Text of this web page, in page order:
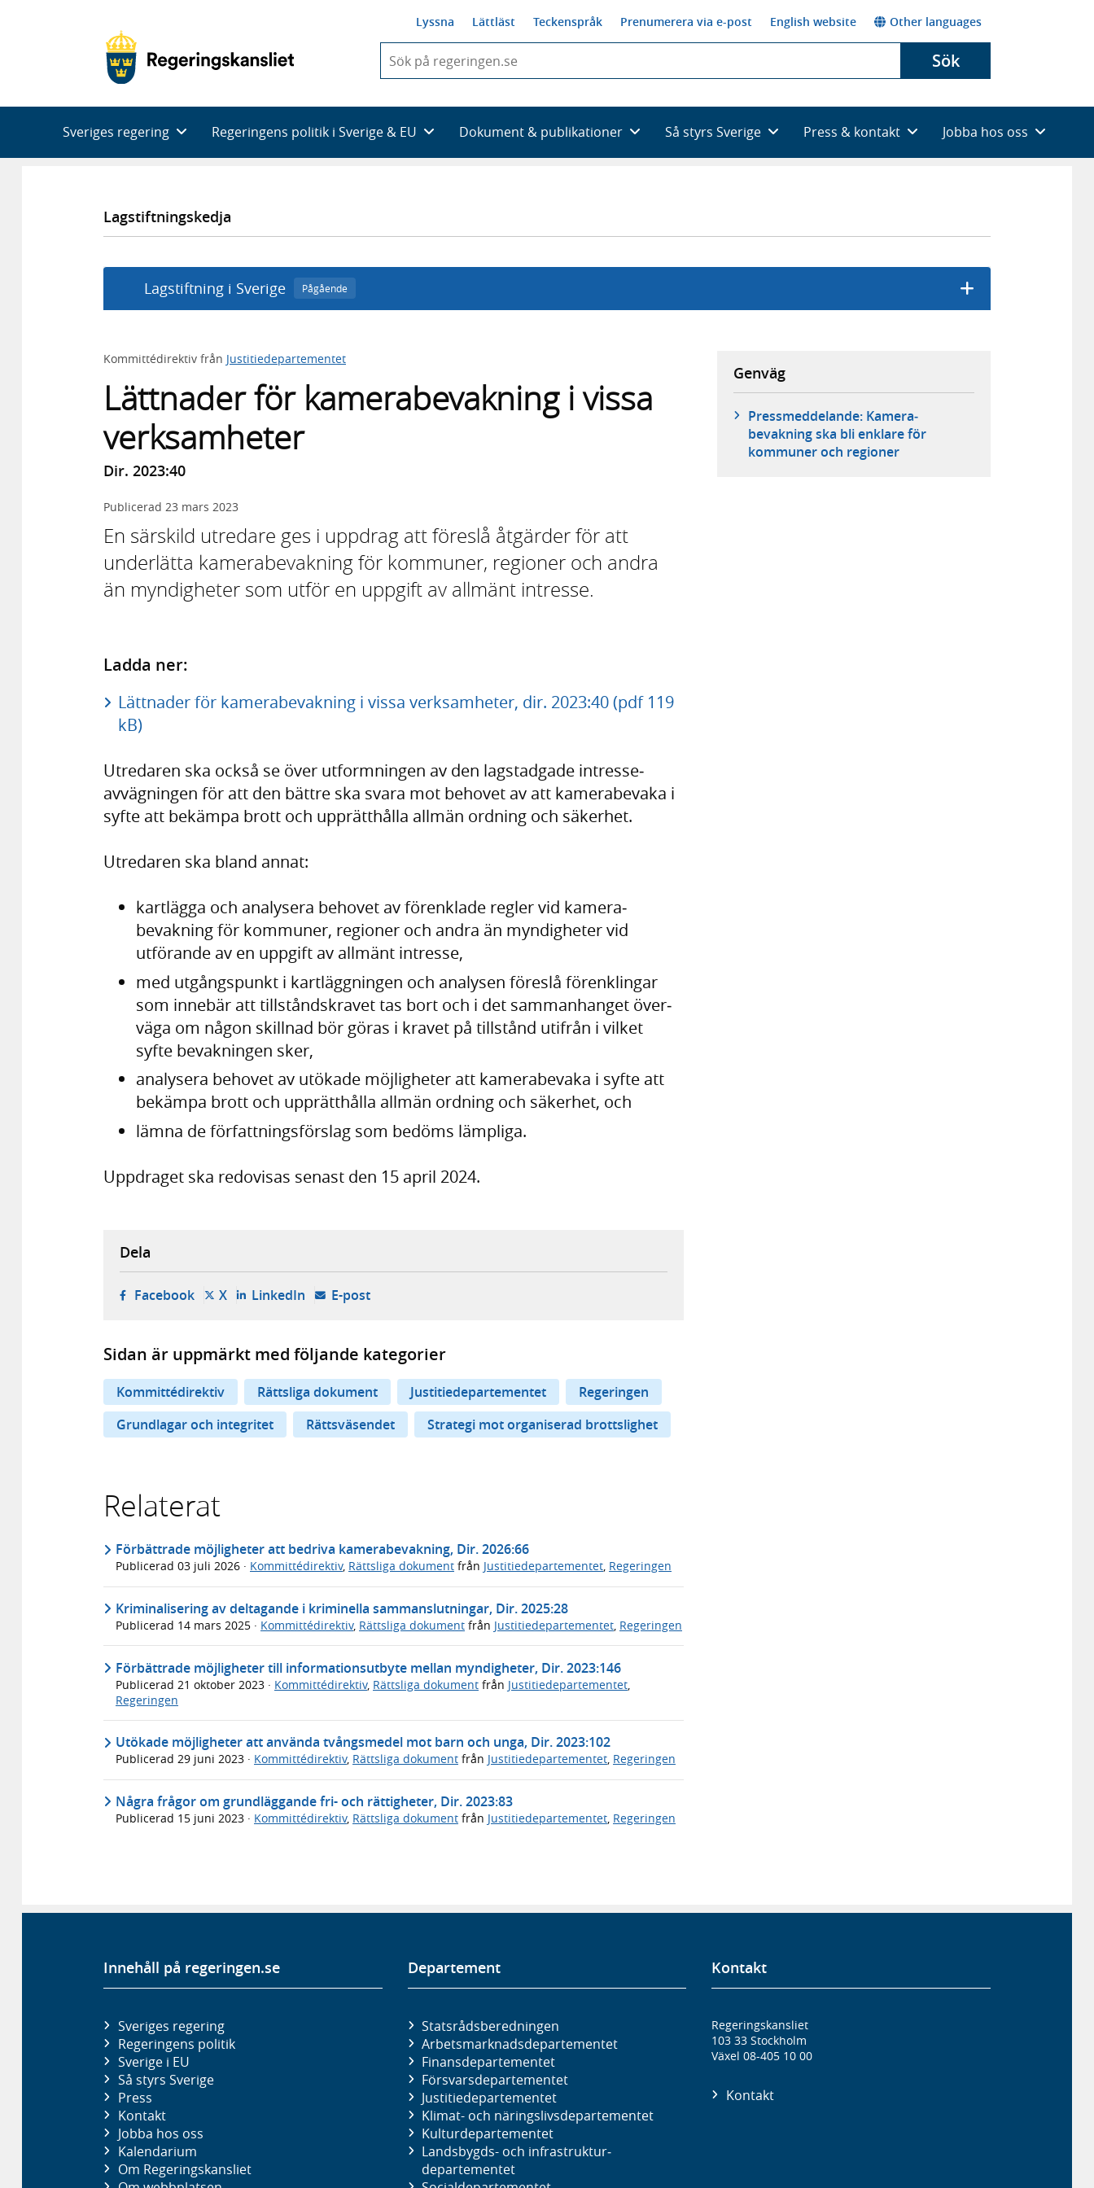
Lyssna Lättläst Teckenspråk Prenumerera via e-post English website Other languages
du
skriva
framträder
en
Sök
Sveriges regering Regeringens politik i Sverige & EU Dokument & publikationer Så styrs Sverige Press & kontakt Jobba hos oss
Lagstiftningskedja
Lagstiftning i Sverige Pågående
Kommittédirektiv från Justitiedepartementet
Lättnader för kamerabevakning i vissa
verksamheter
Dir. 2023:40
Publicerad 23 mars 2023
En särskild utredare ges i uppdrag att föreslå åtgärder för att
underlätta kamera­bevakning för kommuner, regioner och andra
än myndigheter som utför en uppgift av allmänt intresse.
Ladda ner:
Lättnader för kamerabevakning i vissa verksamheter, dir. 2023:40 (pdf 119
kB)
Utredaren ska också se över utform­ningen av den lag­stadgade intresse­
avväg­ningen för att den bättre ska svara mot behovet av att kamera­bevaka i
syfte att bekämpa brott och upprätt­hålla allmän ordning och säkerhet.
Utredaren ska bland annat:
kartlägga och analysera behovet av för­enklade regler vid kamera­
bevakning för kommuner, regioner och andra än myndig­heter vid
utförande av en uppgift av allmänt intresse,
med utgångs­punkt i kart­lägg­ningen och analysen föreslå förenk­lingar
som inne­bär att tillstånds­kravet tas bort och i det samman­hanget över­
väga om någon skillnad bör göras i kravet på till­stånd utifrån i vilket
syfte bevak­ningen sker,
analysera behovet av utökade möjlig­heter att kamera­bevaka i syfte att
bekämpa brott och upp­rätt­hålla allmän ord­ning och säkerhet, och
lämna de författ­nings­förslag som bedöms lämpliga.
Uppdraget ska redovisas senast den 15 april 2024.
Genväg
Pressmeddelande: Kamera­
bevakning ska bli enklare för
kommuner och regioner
Dela
Facebook- öppnas i ny flik, extern webbplats,
X- öppnas i ny flik, extern webbplats,
LinkedIn- öppnas i ny flik, extern webbplats,
E-post- öppnar din e-postklient,
Sidan är uppmärkt med följande kategorier
Kommittédirektiv Rättsliga dokument Justitiedepartementet
Regeringen
Grundlagar och integritet
Rättsväsendet Strategi mot organiserad brottslighet
Relaterat
Förbättrade möjligheter att bedriva kamerabevakning, Dir. 2026:66
Publicerad 03 juli 2026 · Kommittédirektiv, Rättsliga dokument från Justitiedepartementet, Regeringen
Kriminalisering av deltagande i kriminella sammanslutningar, Dir. 2025:28
Publicerad 14 mars 2025 · Kommittédirektiv, Rättsliga dokument från Justitiedepartementet, Regeringen
Förbättrade möjligheter till informationsutbyte mellan myndigheter, Dir. 2023:146
Publicerad 21 oktober 2023 · Kommittédirektiv, Rättsliga dokument från Justitiedepartementet
Regeringen
Utökade möjligheter att använda tvångsmedel mot barn och unga, Dir. 2023:102
Publicerad 29 juni 2023 · Kommittédirektiv, Rättsliga dokument från Justitiedepartementet, Regeringen
Några frågor om grundläggande fri- och rättigheter, Dir. 2023:83
Publicerad 15 juni 2023 · Kommittédirektiv, Rättsliga dokument från Justitiedepartementet, Regeringen
Innehåll på regeringen.se
Sveriges regering
Regeringens politik
Sverige i EU
Så styrs Sverige
Press
Kontakt
Jobba hos oss
Kalendarium
Om Regeringskansliet
Departement
Statsrådsberedningen
Arbetsmarknads­departementet
Finans­departementet
Försvars­departementet
Justitie­departementet
Klimat- och näringslivs­departementet
Kultur­departementet
Landsbygds- och infrastruktur­
departementet
Kontakt
Regeringskansliet
103 33 Stockholm
Växel 08-405 10 00
Kontakt